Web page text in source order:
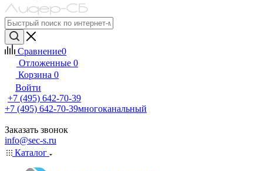
Сравнение0
Отложенные 0
Корзина 0
Войти
+7 (495) 642-70-39
+7 (495) 642-70-39многоканальный
Заказать звонок
info@sec-s.ru
Каталог